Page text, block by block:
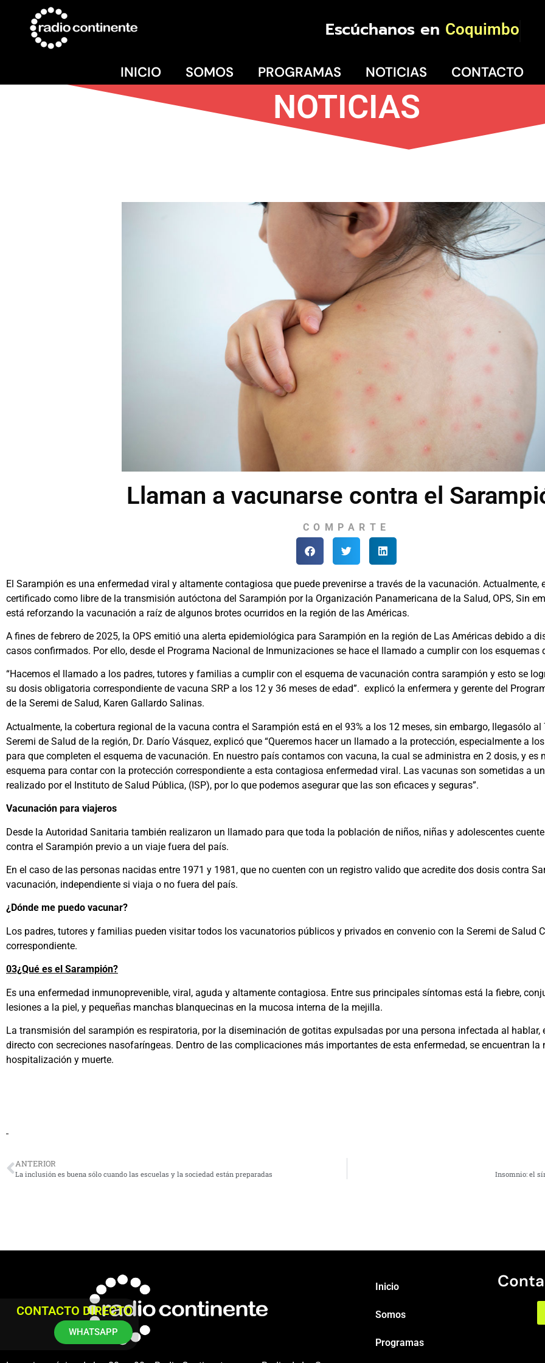
Escúchanos en Coquimbo
INICIO SOMOS PROGRAMAS NOTICIAS CONTACTO
NOTICIAS
Llaman a vacunarse contra el
COMPARTE
El Sarampión es una enfermedad viral y altamente contagiosa que puede prevenirse a través de la vacunación. Actualmente,
certificado como libre de la transmisión autóctona del Sarampión por la Organización Panamericana de la Salud, OPS, Sin
está reforzando la vacunación a raíz de algunos brotes ocurridos en la región de las Américas.
A fines de febrero de 2025, la OPS emitió una alerta epidemiológica para Sarampión en la región de Las Américas debido a
casos confirmados. Por ello, desde el Programa Nacional de Inmunizaciones se hace el llamado a cumplir con los esquemas
“Hacemos el llamado a los padres, tutores y familias a cumplir con el esquema de vacunación contra sarampión y esto se
su dosis obligatoria correspondiente de vacuna SRP a los 12 y 36 meses de edad”. explicó la enfermera y gerente del
de la Seremi de Salud, Karen Gallardo Salinas.
Actualmente, la cobertura regional de la vacuna contra el Sarampión está en el 93% a los 12 meses, sin embargo, llegasólo al
Seremi de Salud de la región, Dr. Darío Vásquez, explicó que “Queremos hacer un llamado a la protección, especialmente a
para que completen el esquema de vacunación. En nuestro país contamos con vacuna, la cual se administra en 2 dosis, y es
esquema para contar con la protección correspondiente a esta contagiosa enfermedad viral. Las vacunas son sometidas a
realizado por el Instituto de Salud Pública, (ISP), por lo que podemos asegurar que las son eficaces y seguras”.
Vacunación para viajeros
Desde la Autoridad Sanitaria también realizaron un llamado para que toda la población de niños, niñas y adolescentes
contra el Sarampión previo a un viaje fuera del país.
En el caso de las personas nacidas entre 1971 y 1981, que no cuenten con un registro valido que acredite dos dosis contra
vacunación, independiente si viaja o no fuera del país.
¿Dónde me puedo vacunar?
Los padres, tutores y familias pueden visitar todos los vacunatorios públicos y privados en convenio con la Seremi de Salud
correspondiente.
03¿Qué es el Sarampión?
Es una enfermedad inmunoprevenible, viral, aguda y altamente contagiosa. Entre sus principales síntomas está la fiebre,
lesiones a la piel, y pequeñas manchas blanquecinas en la mucosa interna de la mejilla.
La transmisión del sarampión es respiratoria, por la diseminación de gotitas expulsadas por una persona infectada al hablar,
directo con secreciones nasofaríngeas. Dentro de las complicaciones más importantes de esta enfermedad, se encuentran la
hospitalización y muerte.
ANTERIOR
La inclusión es buena sólo cuando las escuelas y la sociedad están preparadas Insomnio: el
Inicio
Somos
Programas
CONTACTO DIRECTO
WHATSAPP